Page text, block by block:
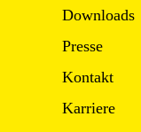
Downloads
Presse
Kontakt
Karriere